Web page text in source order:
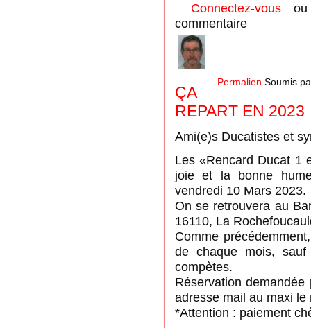
Connectez-vous
commentaire
Permalien Soumis
ÇA
REPART EN 2023
Ami(e)s Ducatistes et
Les «Rencard Ducat 1
joie et la bonne
vendredi 10 Mars 2023.
On se retrouvera au
16110, La
Comme
de chaque mois,
compètes.
Réservation
adresse mail au maxi le
*Attention : paiement